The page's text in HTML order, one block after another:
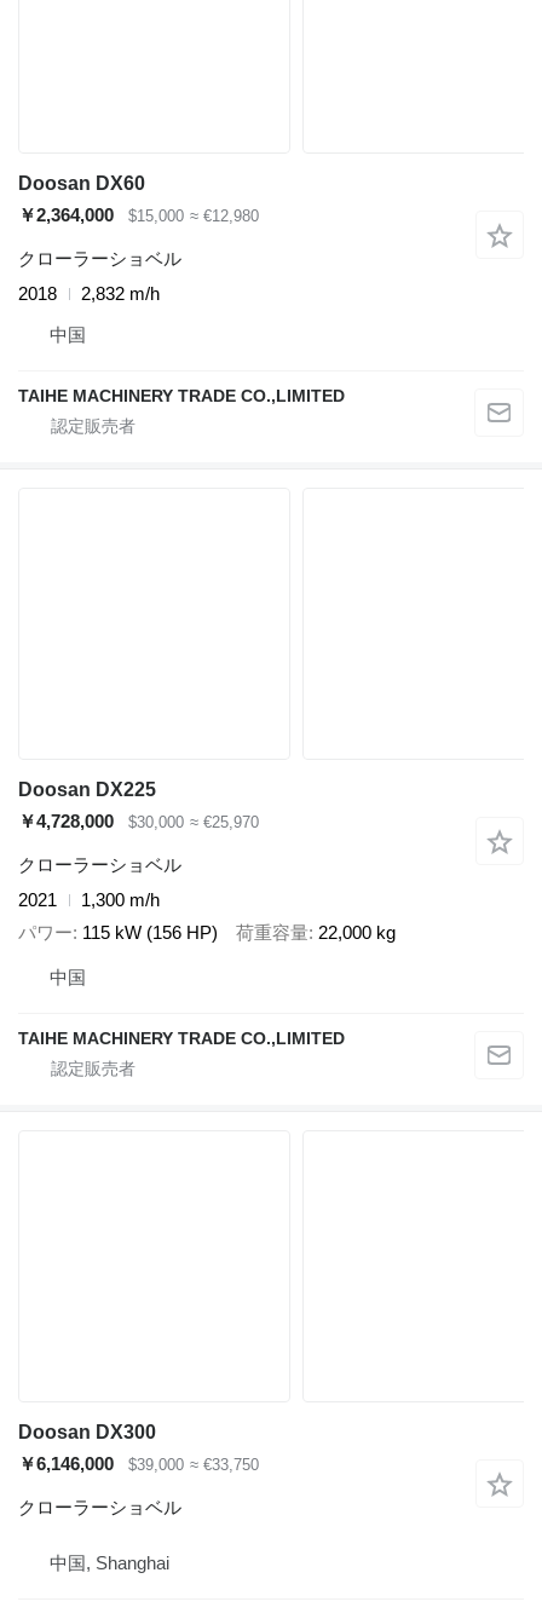
Doosan DX60
￥2,364,000
$15,000 ≈ €12,980
クローラーショベル
2018
2,832 m/h
中国
TAIHE MACHINERY TRADE CO.,LIMITED
Doosan DX225
￥4,728,000
$30,000 ≈ €25,970
クローラーショベル
2021
1,300 m/h
パワー 115 kW (156 HP) 荷重容量 22,000 kg
中国
TAIHE MACHINERY TRADE CO.,LIMITED
Doosan DX300
￥6,146,000
$39,000 ≈ €33,750
クローラーショベル
中国, Shanghai